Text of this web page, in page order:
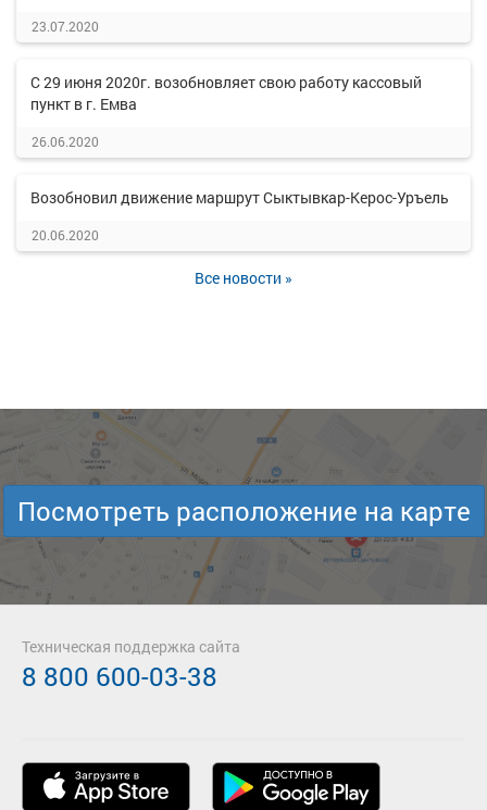
23.07.2020
С 29 июня 2020г. возобновляет свою работу кассовый
пункт в г. Емва
26.06.2020
Возобновил движение маршрут Сыктывкар-Керос-Уръель
20.06.2020
Все новости »
Посмотреть расположение на карте
Техническая поддержка сайта
8 800 600-03-38